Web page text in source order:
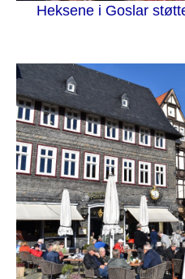
Heksene i Goslar